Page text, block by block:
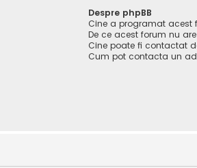
Despre phpBB
Cine a programat acest
De ce acest forum nu
Cine poate fi contactat
Cum pot contacta un